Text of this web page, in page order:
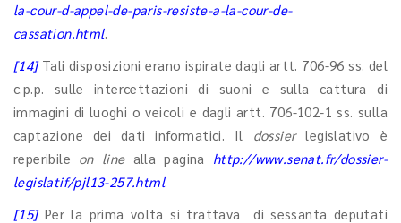
la-cour-d-appel-de-paris-resiste-a-la-cour-de-
cassation.html.
[14]Tali disposizioni erano ispirate dagli artt. 706-96 ss. del
c.p.p. sulle intercettazioni di suoni e sulla cattura di
immagini di luoghi o veicoli e dagli artt. 706-102-1 ss. sulla
captazione dei dati informatici. Il dossierlegislativo è
reperibile on linealla pagina http://www.senat.fr/dossier-
legislatif/pjl13-257.html.
[15]Per la prima volta si trattava di sessanta deputati